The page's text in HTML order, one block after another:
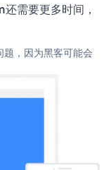
需要更多时间，
，因为黑客可能会